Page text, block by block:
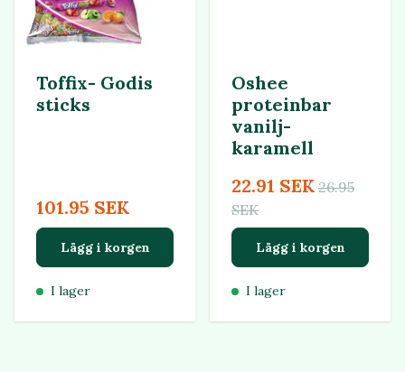
Toffix- Godis
sticks
101.95 SEK
Lägg i korgen
I lager
Oshee
proteinbar
vanilj-
karamell
22.91 SEK 26.95
SEK
Lägg i korgen
I lager